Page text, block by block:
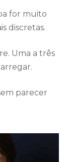
for muito
discretas.
Uma a três
parecer